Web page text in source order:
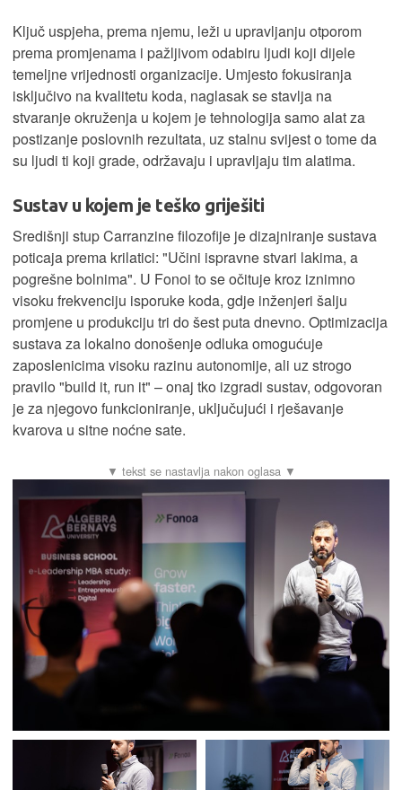
Ključ uspjeha, prema njemu, leži u upravljanju otporom
prema promjenama i pažljivom odabiru ljudi koji dijele
temeljne vrijednosti organizacije. Umjesto fokusiranja
isključivo na kvalitetu koda, naglasak se stavlja na
stvaranje okruženja u kojem je tehnologija samo alat za
postizanje poslovnih rezultata, uz stalnu svijest o tome da
su ljudi ti koji grade, održavaju i upravljaju tim alatima.
Sustav u kojem je teško griješiti
Središnji stup Carranzine filozofije je dizajniranje sustava
poticaja prema krilatici: "Učini ispravne stvari lakima, a
pogrešne bolnima". U Fonoi to se očituje kroz iznimno
visoku frekvenciju isporuke koda, gdje inženjeri šalju
promjene u produkciju tri do šest puta dnevno. Optimizacija
sustava za lokalno donošenje odluka omogućuje
zaposlenicima visoku razinu autonomije, ali uz strogo
pravilo "build it, run it" – onaj tko izgradi sustav, odgovoran
je za njegovo funkcioniranje, uključujući i rješavanje
kvarova u sitne noćne sate.